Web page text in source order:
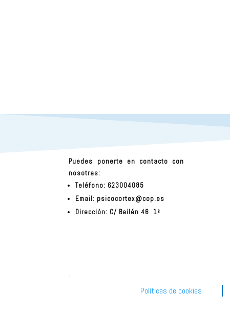
Puedes ponerte en contacto con
nosotras:
Teléfono: 623004085
Email: psicocortex@cop.es
Dirección: C/ Bailén 46 1º
.
Políticas de cookies